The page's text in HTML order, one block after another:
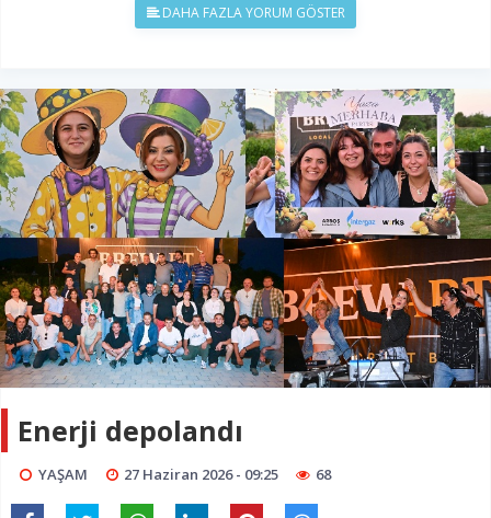
DAHA FAZLA YORUM GÖSTER
Enerji depolandı
YAŞAM 27 Haziran 2026 - 09:25 68